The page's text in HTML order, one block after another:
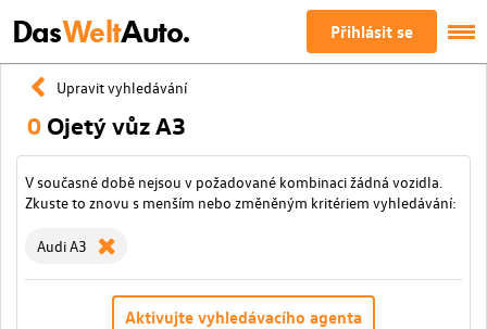
DasWeltAuto. Přihlásit se
Upravit vyhledávání
0 Ojetý vůz A3
V současné době nejsou v požadované kombinaci žádná vozidla.
Zkuste to znovu s menším nebo změněným kritériem vyhledávání:
Audi A3
Aktivujte vyhledávacího agenta